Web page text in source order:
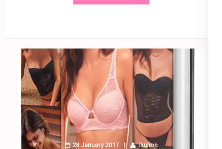
28 January 2017 Ilusion